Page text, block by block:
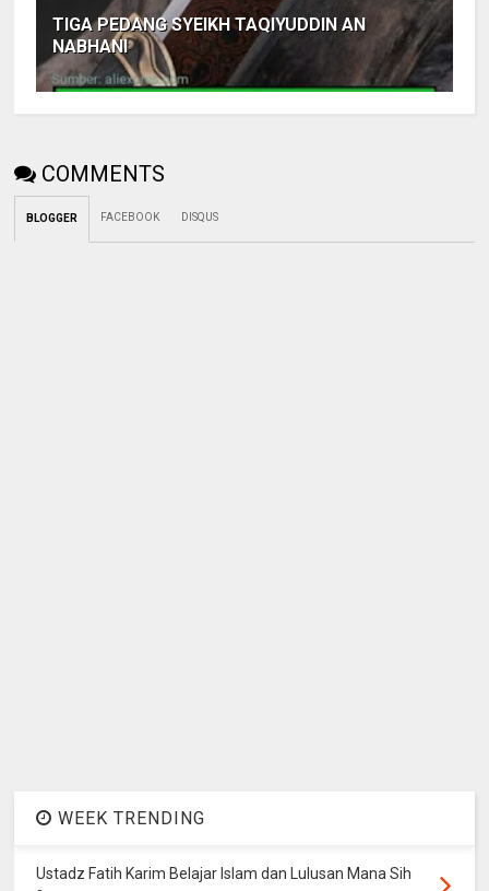
TIGA PEDANG SYEIKH TAQIYUDDIN AN
NABHANI
COMMENTS
BLOGGER FACEBOOK DISQUS
WEEK TRENDING
Ustadz Fatih Karim Belajar Islam dan Lulusan Mana Sih